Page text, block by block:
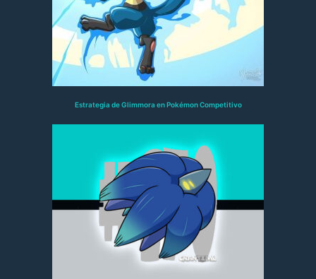
Estrategia de Glimmora en Pokémon Competitivo